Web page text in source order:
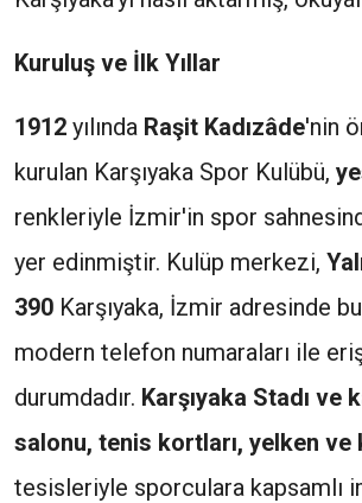
Kuruluş ve İlk Yıllar
1912 yılında Raşit Kadızâde'nin
kurulan Karşıyaka Spor Kulübü,
renkleriyle İzmir'in spor
yer edinmiştir. Kulüp merkezi,
390 Karşıyaka, İzmir adresinde
modern telefon numaraları ile
durumdadır. Karşıyaka Stadı ve
salonu, tenis kortları, yelken ve
tesisleriyle sporculara kapsamlı